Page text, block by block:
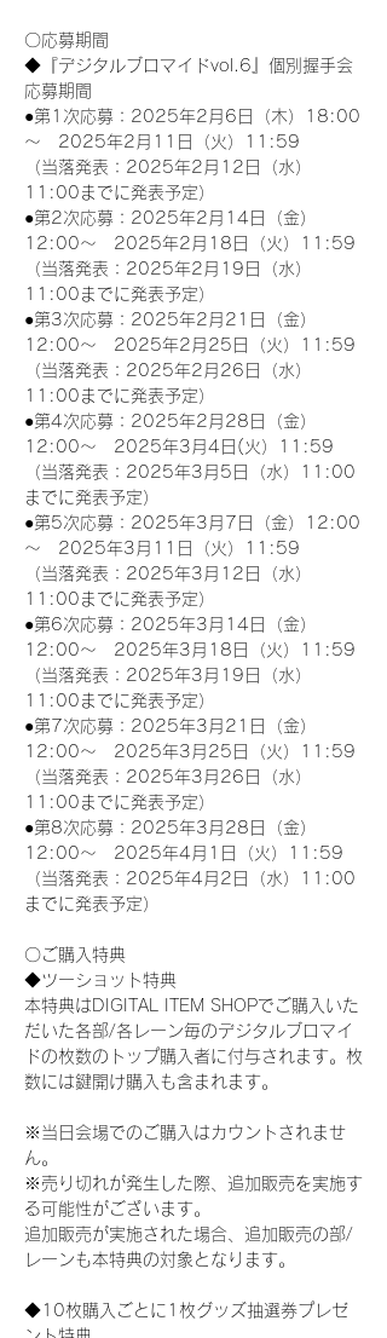
〇応募期間
◆『デジタルブロマイドvol.6』個別握手会
応募期間
●第1次応募：2025年2月6日（木）18:00
～　2025年2月11日（火）11:59
（当落発表：2025年2月12日（水）
11:00までに発表予定）
●第2次応募：2025年2月14日（金）
12:00～　2025年2月18日（火）11:59
（当落発表：2025年2月19日（水）
11:00までに発表予定）
●第3次応募：2025年2月21日（金）
12:00～　2025年2月25日（火）11:59
（当落発表：2025年2月26日（水）
11:00までに発表予定）
●第4次応募：2025年2月28日（金）
12:00～　2025年3月4日(火）11:59
（当落発表：2025年3月5日（水）11:00
までに発表予定）
●第5次応募：2025年3月7日（金）12:00
～　2025年3月11日（火）11:59
（当落発表：2025年3月12日（水）
11:00までに発表予定）
●第6次応募：2025年3月14日（金）
12:00～　2025年3月18日（火）11:59
（当落発表：2025年3月19日（水）
11:00までに発表予定）
●第7次応募：2025年3月21日（金）
12:00～　2025年3月25日（火）11:59
（当落発表：2025年3月26日（水）
11:00までに発表予定）
●第8次応募：2025年3月28日（金）
12:00～　2025年4月1日（火）11:59
（当落発表：2025年4月2日（水）11:00
までに発表予定）
〇ご購入特典
◆ツーショット特典
本特典はDIGITAL ITEM SHOPでご購入いた
だいた各部/各レーン毎のデジタルブロマイ
ドの枚数のトップ購入者に付与されます。枚
数には鍵開け購入も含まれます。
※当日会場でのご購入はカウントされませ
ん。
※売り切れが発生した際、追加販売を実施す
る可能性がございます。
追加販売が実施された場合、追加販売の部/
レーンも本特典の対象となります。
◆10枚購入ごとに1枚グッズ抽選券プレゼ